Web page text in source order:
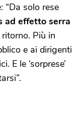
“Da solo rese
ad effetto serra
Più in
e ai dirigenti
E le ‘sorprese’